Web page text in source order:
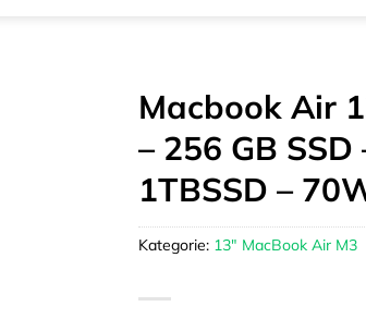
Macbook Air
– 256 GB
1TBSSD –
Kategorie: 13" MacBook Air M3